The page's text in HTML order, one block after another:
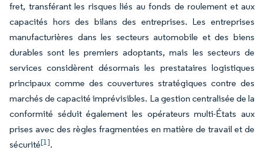
fret, transférant les risques liés au fonds de roulement et aux
capacités hors des bilans des entreprises. Les entreprises
manufacturières dans les secteurs automobile et des biens
durables sont les premiers adoptants, mais les secteurs de
services considèrent désormais les prestataires logistiques
principaux comme des couvertures stratégiques contre des
marchés de capacité imprévisibles. La gestion centralisée de la
conformité séduit également les opérateurs multi-États aux
prises avec des règles fragmentées en matière de travail et de
sécurité[1].